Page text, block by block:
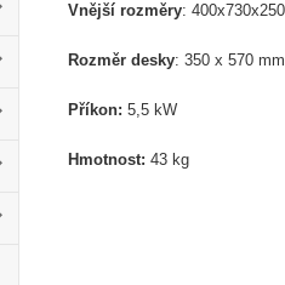
Vnější rozměry:
Rozměr desky: 350 x 570 mm
Příkon: 5,5 kW
Hmotnost: 43 kg